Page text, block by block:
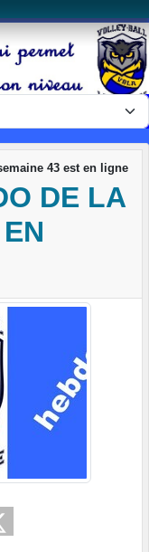
43 est en ligne
DE LA